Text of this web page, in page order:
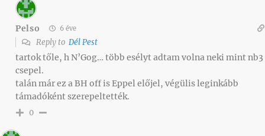
Pelso 6 éve
Reply to Dél Pest
tartok tőle, h N’Gog… több esélyt adtam volna neki mint nb3
csepel.
talán már ez a BH off is Eppel előjel, végülis leginkább
támadóként szerepeltették.
0